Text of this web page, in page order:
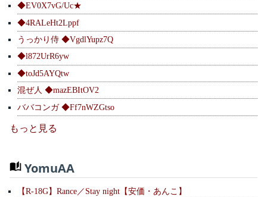
◆EV0X7vG/Uc★
◆4RALeHt2Lppf
うっかり侍 ◆VgdlYupz7Q
◆l872UrR6yw
◆toJd5AYQtw
混ぜ人 ◆mazEBItOV2
ババコンガ ◆Ff7nWZGtso
もっと見る
YomuAA
【R-18G】Rance／Stay night【安価・あんこ】